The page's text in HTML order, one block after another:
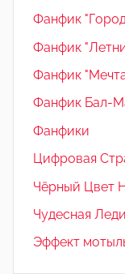
Фанфик
Фанфик
Фанфик
Фанфик Бал-
Фанфики
Цифровая
Чёрный Цвет
Чудесная
Эффект